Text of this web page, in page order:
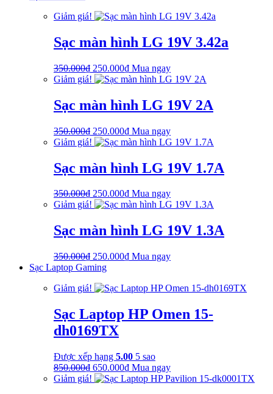
750.000₫.là:
Giảm giá!
Sạc màn hình LG 19V 3.42a
350.000₫ Giá
gốc
350.000₫.
250.000₫Giá
hiện
là:
250.000₫.
Mua ngay
Giảm giá!
Sạc màn hình LG 19V 2A
350.000₫ Giá
gốc
350.000₫.
250.000₫Giá
hiện
là:
250.000₫.
Mua ngay
Giảm giá!
Sạc màn hình LG 19V 1.7A
350.000₫ Giá
gốc
350.000₫.
250.000₫Giá
hiện
là:
250.000₫.
Mua ngay
Giảm giá!
Sạc màn hình LG 19V 1.3A
350.000₫ Giá
gốc
350.000₫.
250.000₫Giá
là:
Mua ngay
Sạc Laptop Gaming
Giảm giá!
Sạc Laptop HP Omen 15-
dh0169TX
Được xếp hạng 5.00 5 sao
850.000₫ Giá
gốc
650.000₫Giá
hiện
Mua ngay
Giảm giá!